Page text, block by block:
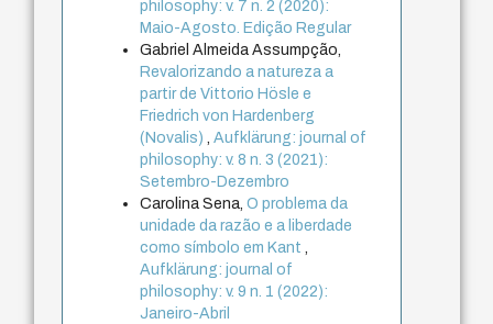
philosophy: v. 7 n. 2 (2020):
Maio-Agosto. Edição Regular
Gabriel Almeida Assumpção,
Revalorizando a natureza a
partir de Vittorio Hösle e
Friedrich von Hardenberg
(Novalis),Aufklärung: journal of
philosophy: v. 8 n. 3 (2021):
Setembro-Dezembro
Carolina Sena,O problema da
unidade da razão e a liberdade
como símbolo em Kant,
Aufklärung: journal of
philosophy: v. 9 n. 1 (2022):
Janeiro-Abril